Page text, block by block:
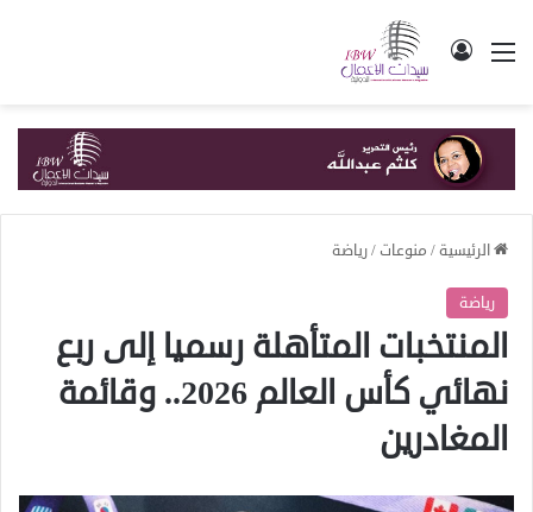
القائمة تسجيل الدخول
الرئيسية/ منوعات /رياضة
رياضة
المنتخبات المتأهلة رسميا إلى ربع
نهائي كأس العالم 2026.. وقائمة
المغادرين